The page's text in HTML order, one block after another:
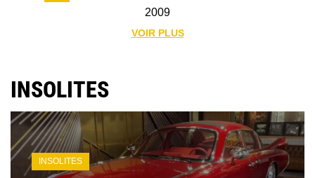
2009
VOIR PLUS
INSOLITES
INSOLITES